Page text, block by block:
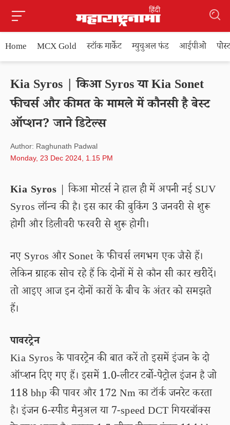
Home MCX Gold स्टॉक मार्केट म्युचुअल फंड आईपीओ
Kia Syros | किआ Syros या Kia Sonet
फीचर्स और कीमत के मामले में कौनसी है बेस्ट
ऑप्शन? जाने डिटेल्स
Author: Raghunath Padwal
Monday, 23 Dec 2024, 1.15 PM
Kia Syros | किआ मोटर्स ने हाल ही में अपनी नई SUV
Syros लॉन्च की है। इस कार की बुकिंग 3 जनवरी से शुरू
होगी और डिलीवरी फरवरी से शुरू होगी।
नए Syros और Sonet के फीचर्स लगभग एक जैसे हैं।
लेकिन ग्राहक सोच रहे हैं कि दोनों में से कौन सी कार खरीदें।
तो आइए आज इन दोनों कारों के बीच के अंतर को समझते
हैं।
पावरट्रेन
Kia Syros के पावरट्रेन की बात करें तो इसमें इंजन के दो
ऑप्शन दिए गए हैं। इसमें 1.0-लीटर टर्बो-पेट्रोल इंजन है जो
118 bhp की पावर और 172 Nm का टॉर्क जनरेट करता
है। इंजन 6-स्पीड मैनुअल या 7-speed DCT गियरबॉक्स